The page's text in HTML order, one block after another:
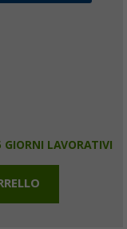
LAVORATIVI